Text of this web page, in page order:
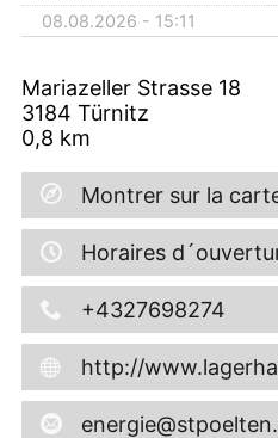
08.08.2026 - 15:11
Mariazeller Strasse 18
3184 Türnitz
0,8 km
Montrer sur la
Horaires
+4327698274
http://